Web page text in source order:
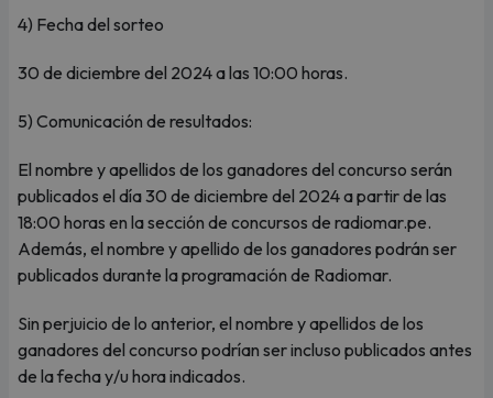
4) Fecha del sorteo
30 de diciembre del 2024 a las 10:00 horas.
5) Comunicación de resultados:
El nombre y apellidos de los ganadores del concurso serán
publicados el día 30 de diciembre del 2024 a partir de las
18:00 horas en la sección de concursos de radiomar.pe.
Además, el nombre y apellido de los ganadores podrán ser
publicados durante la programación de Radiomar.
Sin perjuicio de lo anterior, el nombre y apellidos de los
ganadores del concurso podrían ser incluso publicados antes
de la fecha y/u hora indicados.